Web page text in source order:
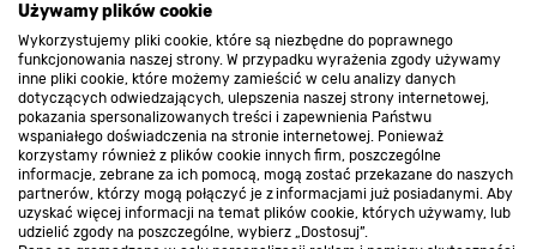
Używamy plików cookie
Wykorzystujemy pliki cookie, które są niezbędne do poprawnego
funkcjonowania naszej strony. W przypadku wyrażenia zgody używamy
inne pliki cookie, które możemy zamieścić w celu analizy danych
dotyczących odwiedzających, ulepszenia naszej strony internetowej,
pokazania spersonalizowanych treści i zapewnienia Państwu
wspaniałego doświadczenia na stronie internetowej. Ponieważ
korzystamy również z plików cookie innych firm, poszczególne
informacje, zebrane za ich pomocą, mogą zostać przekazane do naszych
partnerów, którzy mogą połączyć je z informacjami już posiadanymi. Aby
uzyskać więcej informacji na temat plików cookie, których używamy, lub
udzielić zgody na poszczególne, wybierz „Dostosuj”.
Strefa biznesu
Dołącz do nas
Metody płatności